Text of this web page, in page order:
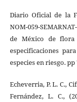
Diario Oficial de la
NOM-059-
de México de flora
especificaciones
especies en riesgo. pp
Echeverria, P. L. C.,
Fernández, L. C.,